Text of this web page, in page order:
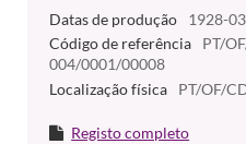
Datas de produção
1928-
Código de referência
PT/
004/0001/00008
Localização física
PT/OF/
Registo completo